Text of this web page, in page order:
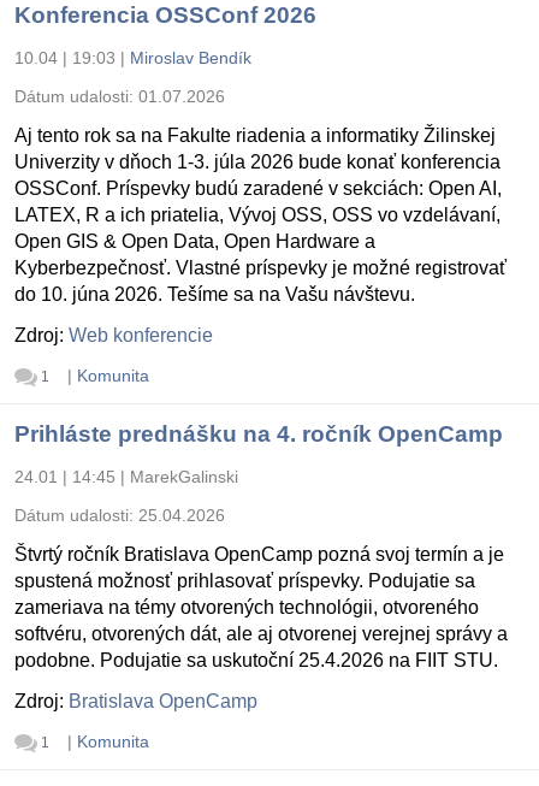
Konferencia OSSConf 2026
10.04 | 19:03 | Miroslav Bendík
Dátum udalosti: 01.07.2026
Aj tento rok sa na Fakulte riadenia a informatiky Žilinskej
Univerzity v dňoch 1-3. júla 2026 bude konať konferencia
OSSConf. Príspevky budú zaradené v sekciách: Open AI,
LATEX, R a ich priatelia, Vývoj OSS, OSS vo vzdelávaní,
Open GIS & Open Data, Open Hardware a
Kyberbezpečnosť. Vlastné príspevky je možné registrovať
do 10. júna 2026. Tešíme sa na Vašu návštevu.
Zdroj: Web konferencie
1 | Komunita
Prihláste prednášku na 4. ročník OpenCamp
24.01 | 14:45 | MarekGalinski
Dátum udalosti: 25.04.2026
Štvrtý ročník Bratislava OpenCamp pozná svoj termín a je
spustená možnosť prihlasovať príspevky. Podujatie sa
zameriava na témy otvorených technológii, otvoreného
softvéru, otvorených dát, ale aj otvorenej verejnej správy a
podobne. Podujatie sa uskutoční 25.4.2026 na FIIT STU.
Zdroj: Bratislava OpenCamp
1 | Komunita